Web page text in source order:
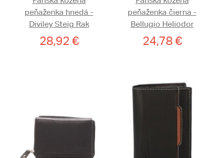
peňaženka hnedá -
Diviley Steig Rak
28,92 €
peňaženka čierna -
Bellugio Heliodor
24,78 €